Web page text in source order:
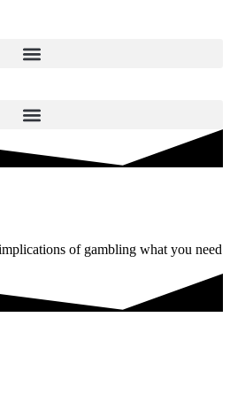
of gambling what you need